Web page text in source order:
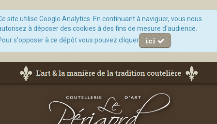
site utilise Google Analytics. En continuant à naviguer, vous nous
à déposer des cookies à des fins de mesure d'audience.
s'opposer à ce dépôt vous pouvez cliquer
ici